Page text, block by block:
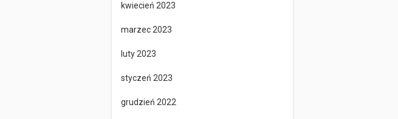
kwiecień 2023
marzec 2023
luty 2023
styczeń 2023
grudzień 2022